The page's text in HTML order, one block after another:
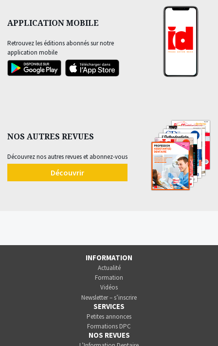
APPLICATION MOBILE
Retrouvez les éditions abonnés sur notre
application mobile
NOS AUTRES REVUES
Découvrez nos autres revues et abonnez-vous
Découvrir
INFORMATION
Actualité
Formation
Vidéos
Newsletter – s’inscrire
SERVICES
Petites annonces
Formations DPC
NOS REVUES